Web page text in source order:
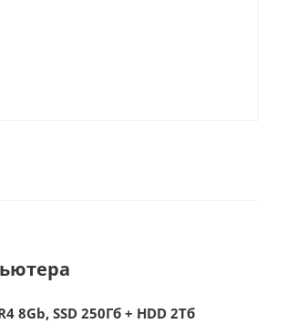
8Gb, SSD 250Гб + HDD 2Тб